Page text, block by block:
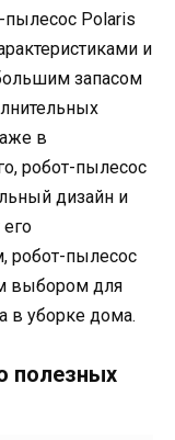
пылесос Polaris
и
запасом
в
робот-пылесос
дизайн и
робот-пылесос
выбором для
в уборке дома.
полезных